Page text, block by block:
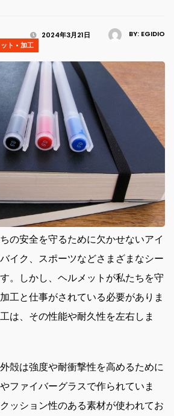
BY: EGIDIO
2024年3月21日
ト • 加工
の安全を守るために欠かせないアイ
イク、スポーツなどさまざまなシー
。しかし、ヘルメットが私たちを守
工と仕事がされている必要がありま
は、その性能や耐久性を左右しま
殻は強度や耐衝撃性を高めるために
ファイバーグラスで作られていま
ッション性のある素材が使われてお